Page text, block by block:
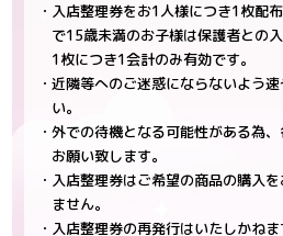
・入店整理券をお1人様につき1枚配
で15歳未満のお子様は保護者との入
1枚につき1会計のみ有効です。
・近隣等へのご迷惑にならないよう
い。
・外での待機となる可能性がある為
お願い致します。
・入店整理券はご希望の商品の購入
ません。
・入店整理券の再発行はいたしかねま